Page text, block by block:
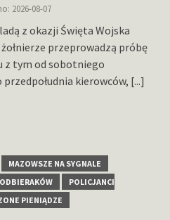
2026-08-07
z okazji Święta Wojska
przeprowadzą próbę
z tym od sobotniego
kierowców, [...]
MAZOWSZE NA SYGNALE
ODBIERAKÓW
POLICJANCI
PIENIĄDZE